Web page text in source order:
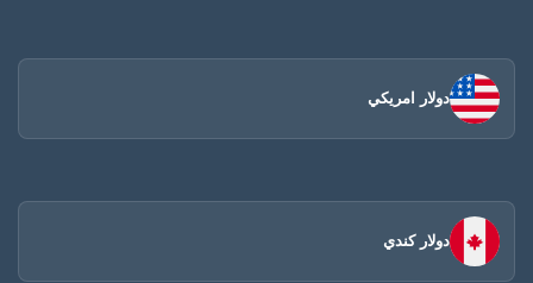
دولار امريكي
دولار كندي